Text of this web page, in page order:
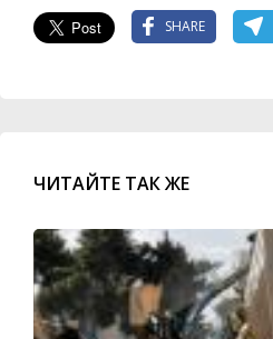
SHARE
ЧИТАЙТЕ ТАК ЖЕ